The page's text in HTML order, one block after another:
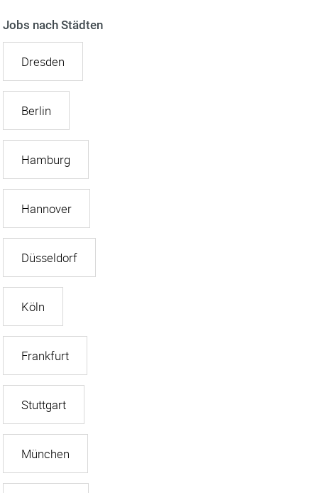
Jobs nach Städten
Dresden
Berlin
Hamburg
Hannover
Düsseldorf
Köln
Frankfurt
Stuttgart
München